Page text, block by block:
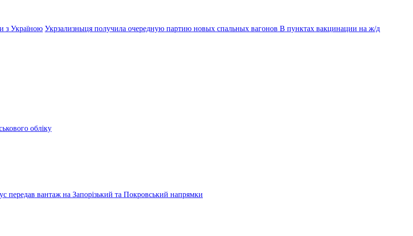
з Україною Укрзализныця получила очередную партию новых спальных вагонов В пунктах вакцинации на ж/д
обліку
передав вантаж на Запорізький та Покровський напрямки